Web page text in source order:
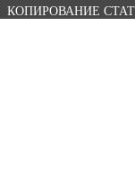
КОПИРОВАНИЕ